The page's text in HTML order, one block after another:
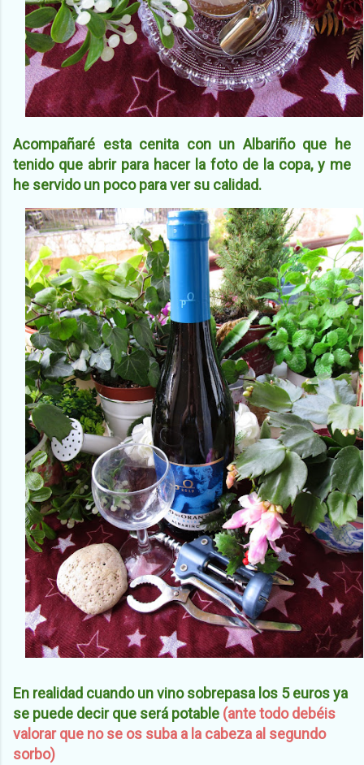
Acompañaré esta cenita con un Albariño que he
tenido que abrir para hacer la foto de la copa, y me
he servido un poco para ver su calidad.
En realidad cuando un vino sobrepasa los 5 euros ya
se puede decir que será potable (ante todo debéis
valorar que no se os suba a la cabeza al segundo
sorbo)